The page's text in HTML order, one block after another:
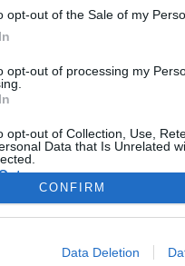
opt-out of the Sale of my
opt-out of processing my
opt-out of Collection, Use,
Data that Is Unrelated
allow Google to enable
CONFIRM
Data Deletion
ΥΓΕΙΑ
Προκαλούν τα
εγκέφαλο;
Επιστήμονες από την
κατανάλωση αναψυκτικών
Πανεπιστήμιο Μακουέρι στο
ζαχαρούχων ποτών για
υπερδραστηριότητα και
εκατοντάδων εγκεφαλικών
18.11.2013 10:54